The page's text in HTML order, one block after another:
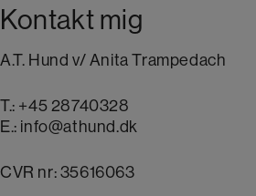
Kontakt mig
A.T. Hund v/ Anita Trampedach
T.: +45 28740328
E.: info@athund.dk
CVR nr: 35616063